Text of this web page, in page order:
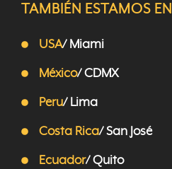
TAMBIÉN ESTAMOS EN
USA/ Miami
México/ CDMX
Peru/ Lima
Costa Rica/ San José
Ecuador/ Quito